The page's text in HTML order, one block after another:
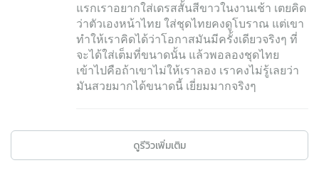
แรกเราอยากใส่เดรสสั้นสีขาวในงานเช้า เตยคิด
ว่าตัวเองหน้าไทย ใส่ชุดไทยคงดูโบราณ แต่เขา
ทำให้เราคิดได้ว่าโอกาสมันมีครั้งเดียวจริงๆ ที่
จะได้ใส่เต็มที่ขนาดนั้น แล้วพอลองชุดไทย
เข้าไปคือถ้าเขาไม่ให้เราลอง เราคงไม่รู้เลยว่า
ดูรีวิวเพิ่มเติม